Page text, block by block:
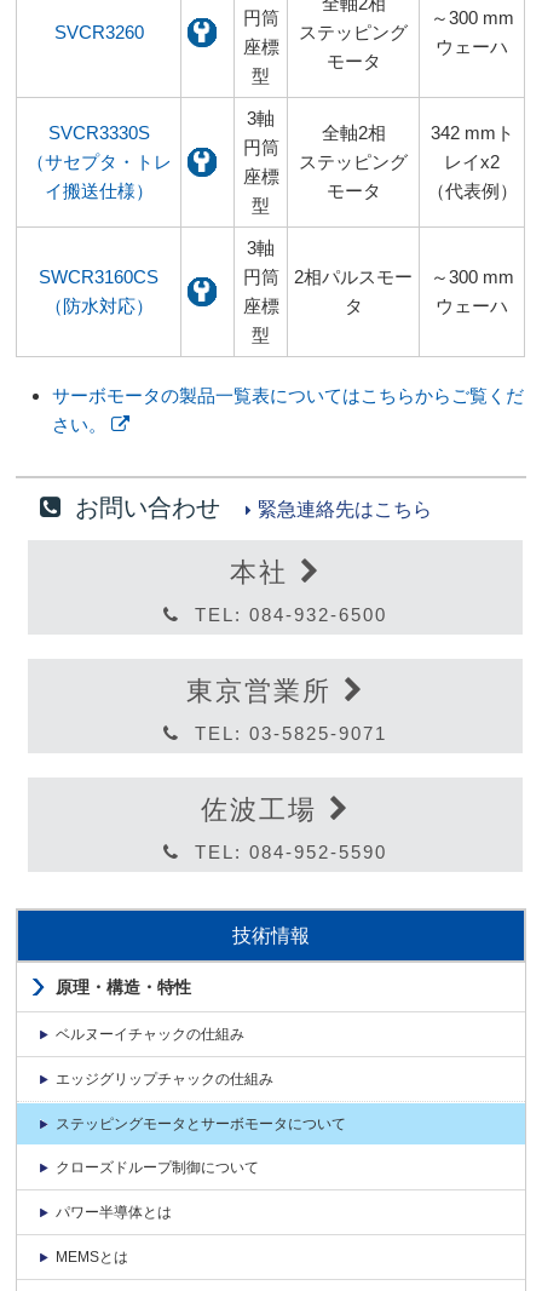
SVCR3260
円筒
座標
型
ステッピング
モータ
～300 mm
ウェーハ
SVCR3330S
（サセプタ・トレ
イ搬送仕様）
3軸
円筒
座標
型
全軸2相
ステッピング
モータ
342 mmト
レイx2
（代表例）
SWCR3160CS
（防水対応）
3軸
円筒
座標
型
2相パルスモー
タ
～300 mm
ウェーハ
サーボモータの製品一覧表についてはこちらからご覧くだ
さい。
お問い合わせ 緊急連絡先はこちら
本社
TEL: 084-932-6500
東京営業所
TEL: 03-5825-9071
佐波工場
TEL: 084-952-5590
技術情報
原理・構造・特性
ベルヌーイチャックの仕組み
エッジグリップチャックの仕組み
ステッピングモータとサーボモータについて
クローズドループ制御について
パワー半導体とは
MEMSとは